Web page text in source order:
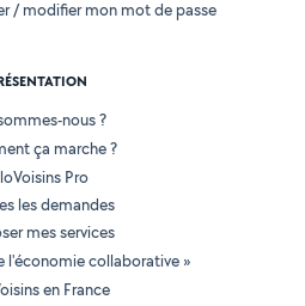
/ modifier mon mot de passe
nous ?
ça marche ?
Pro
les demandes
mes services
l'économie collaborative »
en France